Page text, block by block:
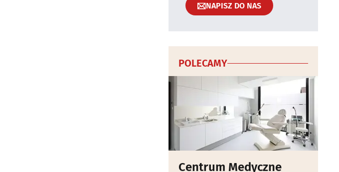
NAPISZ DO NAS
POLECAMY
Centrum Medyczne